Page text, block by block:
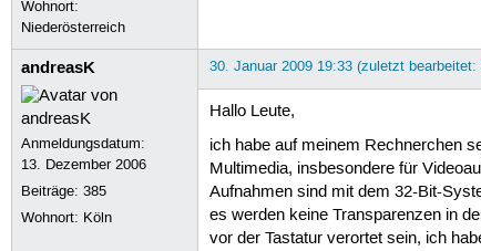
Wohnort:
Niederösterreich
andreasK
Anmeldungsdatum:
13. Dezember 2006
Beiträge:385
Wohnort: Köln
30. Januar 2009 19:33 (zuletzt
Hallo Leute,
ich habe auf meinem Rechnerchen
Multimedia, insbesondere für
Aufnahmen sind mit dem 32-Bit-
es werden keine Transparenzen in
vor der Tastatur verortet sein, ich